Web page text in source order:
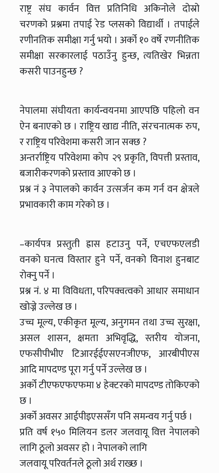
राष्ट्र संघ कार्वन वित्त प्रतिनिधि अकिनोले दोस्रो
चरणको प्रश्नमा तपाई रेड प्लसको विद्यार्थी । तपाईले
रणीनतिक समीक्षा गर्नु भयो । अर्को १० वर्षे रणनीतिक
समीक्षा सरकारलाई पठाउँनु हुन्छ, त्यतिखेर भिन्नता
कसरी पाउनहुन्छ ?
नेपालमा संघीयता कार्यन्वयनमा आएपछि पहिलो वन
ऐन बनाएको छ । राष्ट्रिय खाद्य नीति, संरचनात्मक रुप,
र राष्ट्रिय परिवेशमा कसरी जान सक्छ ?
अन्तर्राष्ट्रिय परिवेशमा कोप २९ प्रकृति, विपत्ती प्रस्ताव,
बजारीकरणको प्रस्ताव आएको छ ।
प्रश्न नं ३ नेपालको कार्वन उत्सर्जन कम गर्न वन क्षेत्रले
प्रभावकारी काम गरेको छ ।
–कार्यपत्र प्रस्तुती ह्रास हटाउनु पर्ने, एचएफएलडी
वनको घनत्व विस्तार हुने पर्ने, वनको विनाश हुनबाट
रोक्नु पर्ने ।
प्रश्न नं. ४ मा विविधता, परिपक्वत्वको आधार समाधान
खोज्ने उल्लेख छ ।
उच्च मूल्य, एकीकृत मूल्य, अनुगमन तथा उच्च सुरक्षा,
असल शासन, क्षमता अभिवृद्धि, स्तरीय योजना,
एफसीपीभीए टिआरईईएसएनजीएफ, आरबीपीएस
आदि मापदण्ड पूरा गर्नु पर्ने उल्लेख छ ।
अर्को टीएफएफएफमा ४ हेक्टरको मापदण्ड तोकिएको
छ ।
अर्को अवसर आईपीइएससँग पनि समन्वय गर्नु पर्छ ।
प्रति वर्ष १५० मिलियन डलर जलवायू वित्त नेपालको
लागि ठूलो अवसर हो । नेपालको लागि
जलवायू परिवर्तनले ठूलो अर्थ राख्छ ।